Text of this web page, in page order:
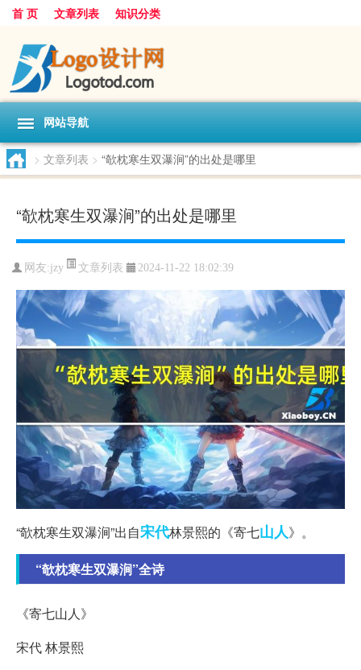
首 页 文章列表 知识分类
网站导航
> 文章列表 > “欹枕寒生双瀑涧”的出处是哪里
“欹枕寒生双瀑涧”的出处是哪里
网友:jzy 文章列表 2024-11-22 18:02:39
“欹枕寒生双瀑涧”出自宋代林景熙的《寄七山人》。
“欹枕寒生双瀑涧”全诗
《寄七山人》
宋代 林景熙